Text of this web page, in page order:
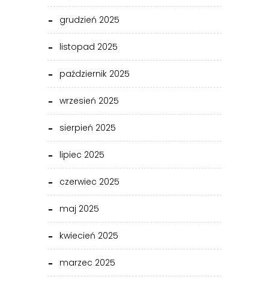
grudzień 2025
listopad 2025
październik 2025
wrzesień 2025
sierpień 2025
lipiec 2025
czerwiec 2025
maj 2025
kwiecień 2025
marzec 2025